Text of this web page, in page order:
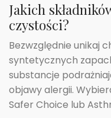
Jakich
czystości?
Bezwzględnie unikaj
syntetycznych
substancje
objawy alergii.
Safer Choice lub